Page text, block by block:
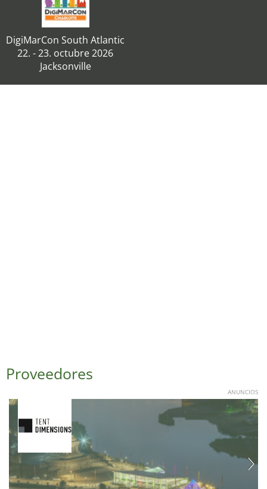
DigiMarCon South Atlantic
22. - 23. octubre 2026
Jacksonville
Proveedores
ANUNCIOS